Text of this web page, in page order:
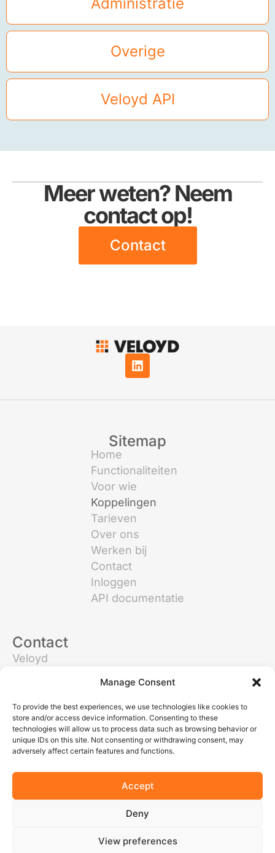
Manage Consent
To provide the best experiences, we use technologies like cookies to
store and/or access device information. Consenting to these
technologies will allow us to process data such as browsing behavior or
unique IDs on this site. Not consenting or withdrawing consent, may
adversely affect certain features and functions.
Accept
Deny
View preferences
Overige
Veloyd API
Meer weten? Neem
contact op!
Contact
Sitemap
Home
Functionaliteiten
Voor wie
Koppelingen
Tarieven
Over ons
Werken bij
Contact
Inloggen
API documentatie
Contact
Veloyd
Nederland
Algemeen:
info@veloyd.nl
Technische hulp:
support@veloyd.nl
Algemene voorwaarden